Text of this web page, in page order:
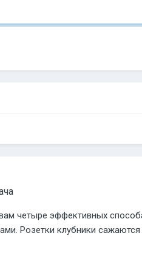
четыре эффективных
Розетки клубники